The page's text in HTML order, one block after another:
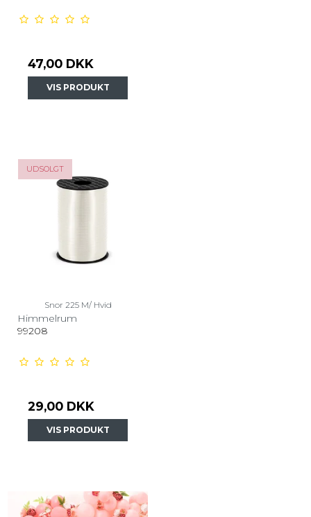
47,00 DKK
VIS PRODUKT
UDSOLGT
Snor 225 M/ Hvid
Himmelrum
99208
29,00 DKK
VIS PRODUKT